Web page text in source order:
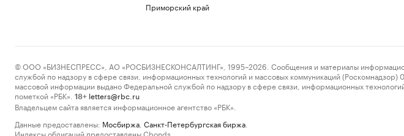
Приморский край
© ООО «БИЗНЕСПРЕСС», АО «РОСБИЗНЕСКОНСАЛТИНГ», 1995–2026. Сообщения и материалы
службой по надзору в сфере связи, информационных технологий и массовых коммуникаций
массовой информации выдано Федеральной службой по надзору в сфере связи, информационных
пометкой «РБК».
18+ letters@rbc.ru
Владельцем сайта является информационное агентство «РБК».
Данные предоставлены: Мосбиржа Санкт-Петербургская биржа
Индексы облигаций предоставлены Cbonds.